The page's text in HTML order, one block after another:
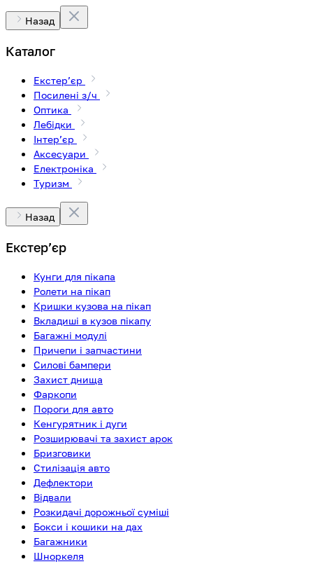
Назад
Каталог
Екстерʼєр
Посилені з/ч
Оптика
Лебідки
Інтерʼєр
Аксесуари
Електроніка
Туризм
Назад
Екстерʼєр
Кунги для пікапа
Ролети на пікап
Кришки кузова на пікап
Вкладиші в кузов пікапу
Багажні модулі
Причепи і запчастини
Силові бампери
Захист днища
Фаркопи
Пороги для авто
Кенгурятник і дуги
Розширювачі та захист арок
Бризговики
Стилізація авто
Дефлектори
Відвали
Розкидачі дорожньої суміші
Бокси і кошики на дах
Багажники
Шноркеля